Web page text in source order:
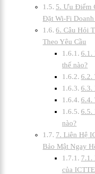
5. Ưu Điểm
Đặt Wi-Fi
6. Câu Hỏi
Theo Yêu Cầu
6.1.
thế nào?
6.2.
6.3.
6.4.
6.5.
nào?
7. Liên Hệ
Bảo Mật Ngay
7.1.
của